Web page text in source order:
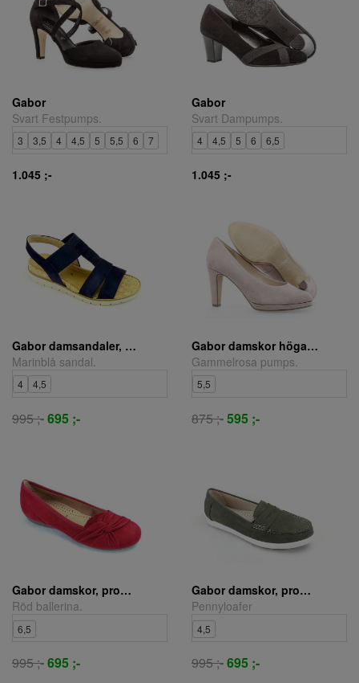
Gabor
Svart Festpumps.
3 3,5 4 4,5 5 5,5 6 7
1.045 ;-
Gabor
Svart Dampumps.
4 4,5 5 6 6,5
1.045 ;-
Gabor damsandaler, sandaletter marinblå
Marinblå sandal.
4 4,5
995 ;-695 ;-
Gabor damskor höga, tunna gammelrosa
Gammelrosa pumps.
5,5
875 ;-595 ;-
Gabor damskor, promenad röd
Röd ballerina.
6,5
995 ;-695 ;-
Gabor damskor, promenad grön
Pennyloafer
4,5
995 ;-695 ;-